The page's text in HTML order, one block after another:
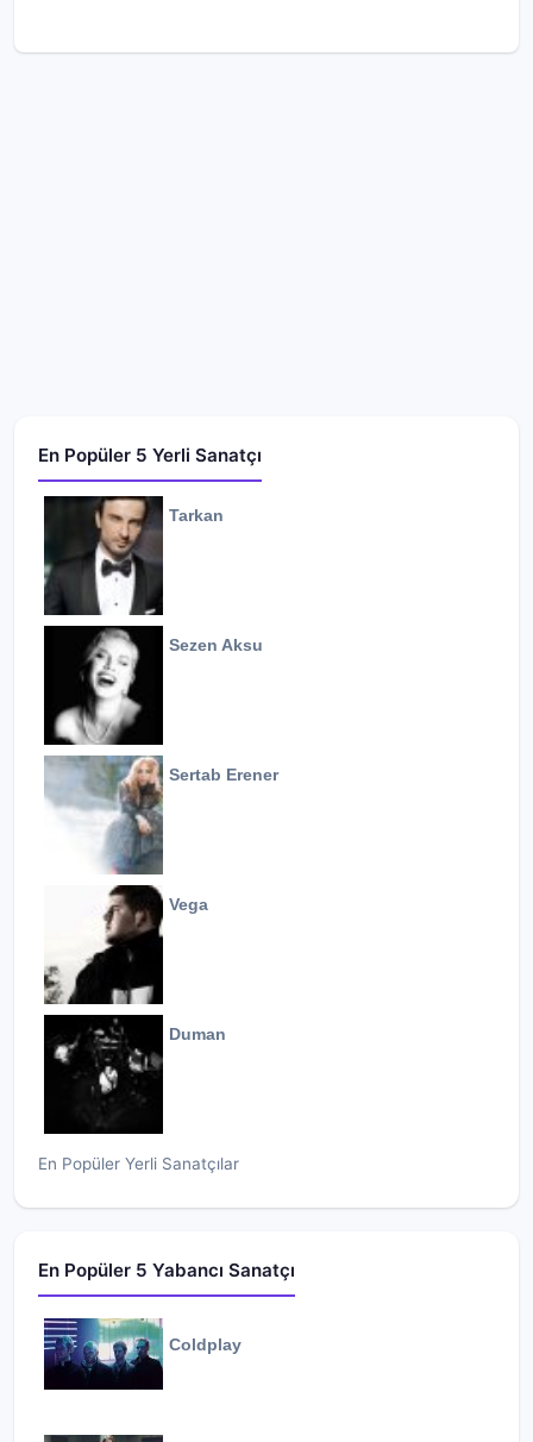
En Popüler 5 Yerli Sanatçı
Tarkan
Sezen Aksu
Sertab Erener
Vega
Duman
En Popüler Yerli Sanatçılar
En Popüler 5 Yabancı Sanatçı
Coldplay